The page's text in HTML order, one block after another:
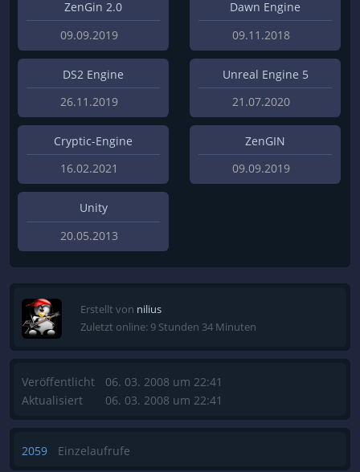
ZenGin 2.0
09.09.2019
Dawn Engine
09.11.2018
DS2 Engine
26.11.2019
Unreal Engine 5
21.07.2020
Cryptic-Engine
16.02.2021
ZenGIN
09.09.2019
Unity
20.05.2013
Erstellt von nilius
Zuletzt online: 9 Stunden 34 Minuten
Veröffentlicht
Aktualisiert
06. 03. 2008 um 22:41
06. 03. 2008 um 22:41
2059 Einzelaufrufe